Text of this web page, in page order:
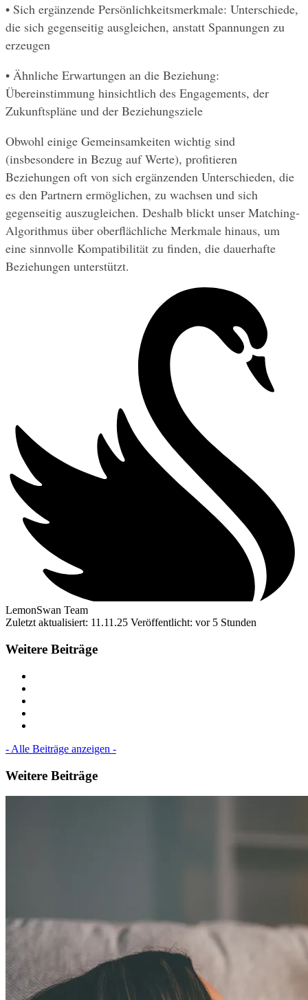
• Sich ergänzende Persönlichkeitsmerkmale: Unterschiede,
die sich gegenseitig ausgleichen, anstatt Spannungen zu
erzeugen
• Ähnliche Erwartungen an die Beziehung:
Übereinstimmung hinsichtlich des Engagements, der
Zukunftspläne und der Beziehungsziele
Obwohl einige Gemeinsamkeiten wichtig sind
(insbesondere in Bezug auf Werte), profitieren
Beziehungen oft von sich ergänzenden Unterschieden, die
es den Partnern ermöglichen, zu wachsen und sich
gegenseitig auszugleichen. Deshalb blickt unser Matching-
Algorithmus über oberflächliche Merkmale hinaus, um
eine sinnvolle Kompatibilität zu finden, die dauerhafte
Beziehungen unterstützt.
LemonSwan Team
Zuletzt aktualisiert: 11.11.25 Veröffentlicht: vor 5 Stunden
Weitere Beiträge
- Alle Beiträge anzeigen -
Weitere Beiträge